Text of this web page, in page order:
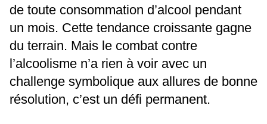
de toute consommation d’alcool pendant
un mois. Cette tendance croissante gagne
du terrain. Mais le combat contre
l’alcoolisme n’a rien à voir avec un
challenge symbolique aux allures de bonne
résolution, c’est un défi permanent.